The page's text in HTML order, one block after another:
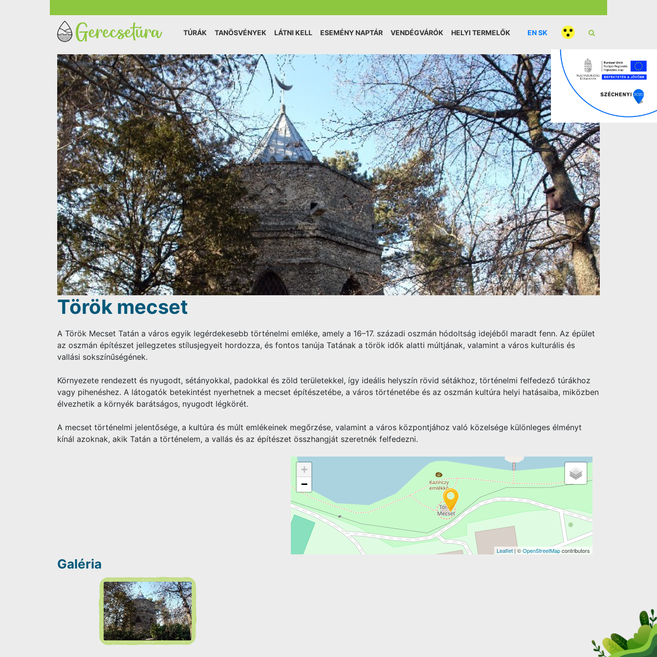
TÚRÁK TANÖSVÉNYEK LÁTNI KELL ESEMÉNY NAPTÁR VENDÉGVÁRÓK HELYI TERMELŐK ENSK
Török mecset
A Török Mecset Tatán a város egyik legérdekesebb történelmi emléke, amely a 16–17. századi oszmán hódoltság idejéből maradt fenn. Az épület
az oszmán építészet jellegzetes stílusjegyeit hordozza, és fontos tanúja Tatának a török idők alatti múltjának, valamint a város kulturális és
vallási sokszínűségének.
Környezete rendezett és nyugodt, sétányokkal, padokkal és zöld területekkel, így ideális helyszín rövid sétákhoz, történelmi felfedező túrákhoz
vagy pihenéshez. A látogatók betekintést nyerhetnek a mecset építészetébe, a város történetébe és az oszmán kultúra helyi hatásaiba, miközben
élvezhetik a környék barátságos, nyugodt légkörét.
A mecset történelmi jelentősége, a kultúra és múlt emlékeinek megőrzése, valamint a város központjához való közelsége különleges élményt
kínál azoknak, akik Tatán a történelem, a vallás és az építészet összhangját szeretnék felfedezni.
+
−
Leaflet | ©OpenStreetMapcontributors
Galéria